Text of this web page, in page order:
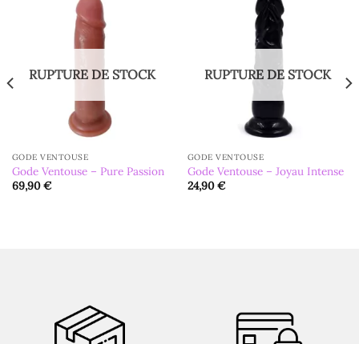
RUPTURE DE STOCK
GODE VENTOUSE
Gode Ventouse – Pure Passion
69,90€
RUPTURE DE STOCK
GODE VENTOUSE
Gode Ventouse – Joyau Intense
24,90€